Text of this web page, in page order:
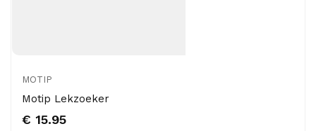
MOTIP
Motip Lekzoeker
€ 15.95